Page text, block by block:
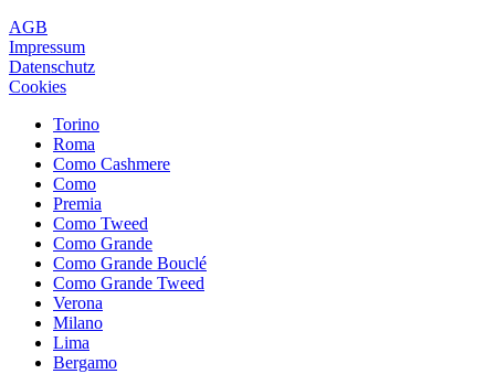
AGB
Impressum
Datenschutz
Cookies
Torino
Roma
Como Cashmere
Como
Premia
Como Tweed
Como Grande
Como Grande Bouclé
Como Grande Tweed
Verona
Milano
Lima
Bergamo